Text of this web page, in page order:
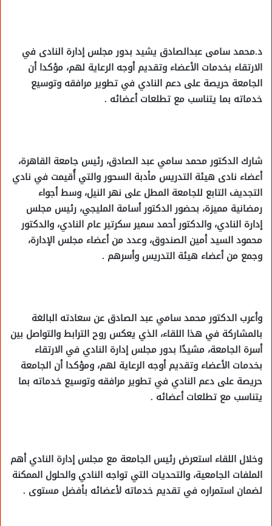
د.محمد سامى عبدالصادق يشيد بدور مجلس إدارة النادى في
الارتقاء بخدمات الأعضاء وتقديم أوجه الرعاية لهم، مؤكدا أن
الجامعة حريصة على دعم النادي في تطوير مرافقه وتوسيع
خدماته بما يتناسب مع تطلعات أعضائه .
شارك الدكتور محمد سامي عبد الصادق، رئيس جامعة القاهرة،
أعضاء نادى هيئة التدريس مأدبة السحور والتي أُقيمت في نادي
التجديف التابع للجامعة المطل على نهر النيل، وسط أجواء
رمضانية مميزة، بحضور الدكتور أسامة المليجي، رئيس مجلس
إدارة النادي، والدكتور أحمد سمير سكرتير عام النادي، والدكتور
محمود السيد أمين الصندوق، وعدد من أعضاء مجلس الإدارة،
وجمع من أعضاء هيئة التدريس وأسرهم .
وأعرب الدكتور محمد سامي عبد الصادق عن سعادته البالغة
بالمشاركة في هذا اللقاء، الذي يعكس روح الترابط والتواصل بين
أسرة الجامعة، مشيدًا بدور مجلس إدارة النادي في الارتقاء
بخدمات الأعضاء وتقديم أوجه الرعاية لهم، ومؤكدا أن الجامعة
حريصة على دعم النادي في تطوير مرافقه وتوسيع خدماته بما
يتناسب مع تطلعات أعضائه .
وخلال اللقاء استعرض رئيس الجامعة مع مجلس إدارة النادي أهم
الملفات الجامعية، والتحديات التي تواجه النادي والحلول الممكنة
لضمان استمراره في تقديم خدماته لأعضائه بأفضل مستوى .